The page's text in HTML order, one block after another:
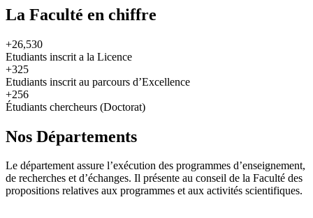
La Faculté en chiffre
+26,530
Etudiants inscrit a la Licence
+325
Etudiants inscrit au parcours d’Excellence
+256
Étudiants chercheurs (Doctorat)
Nos Départements
Le département assure l’exécution des programmes d’enseignement,
de recherches et d’échanges. Il présente au conseil de la Faculté des
propositions relatives aux programmes et aux activités scientifiques.